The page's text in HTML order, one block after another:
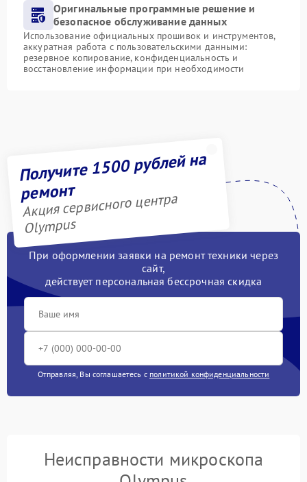
Оригинальные программные решение и
безопасное обслуживание данных
Использование официальных прошивок и инструментов,
аккуратная работа с пользовательскими данными:
резервное копирование, конфиденциальность и
восстановление информации при необходимости
Получите 1500 рублей на
ремонт
Акция сервисного центра
Olympus
При оформлении заявки на ремонт техники через
сайт,
действует персональная бессрочная скидка
Отправляя, Вы соглашаетесь с политикой конфиденциальности
Неисправности микроскопа